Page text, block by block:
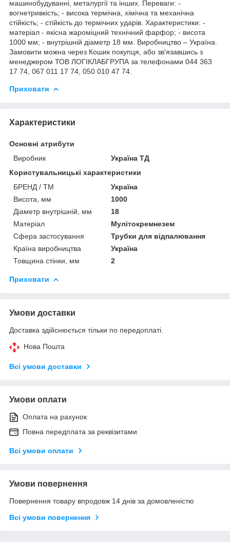
машинобудуванні, металургії та інших. Переваги: -
вогнетривкість; - висока термічна, хімічна та механічна
стійкість; - стійкість до термічних ударів. Характеристики: -
матеріал - якісна жароміцний технічний фарфор; - висота
1000 мм; - внутрішній діаметр 18 мм. Виробництво – Україна.
Замовити можна через Кошик покупця, або зв'язавшись з
менеджером ТОВ ЛОГІКЛАБГРУПА за телефонами 044 363
17 74, 067 011 17 74, 050 010 47 74.
Приховати
Характеристики
Основні атрибути
Виробник
Україна ТД
Користувальницькі характеристики
БРЕНД / ТМ
Україна
Висота, мм
1000
Діаметр внутрішній, мм
18
Матеріал
Мулітокремнезем
Сфера застосування
Трубки для відпалювання
Країна виробництва
Україна
Товщина стінки, мм
2
Приховати
Умови доставки
Доставка здійснюється тільки по передоплаті.
Нова Пошта
Всі умови доставки
Умови оплати
Оплата на рахунок
Повна передплата за реквізитами
Всі умови оплати
Умови повернення
Повернення товару впродовж 14 днів за домовленістю
Всі умови повернення